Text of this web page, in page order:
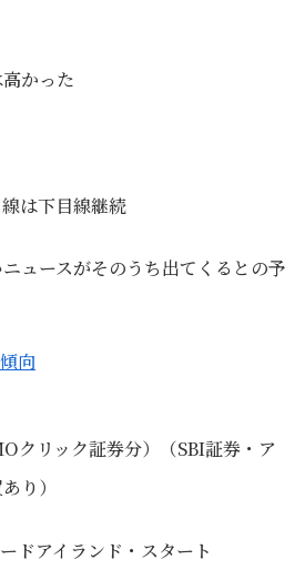
かった
は下目線継続
ニュースがそのうち出てくるとの予
向
クリック証券分）（SBI証券・ア
り）
ドアイランド・スタート